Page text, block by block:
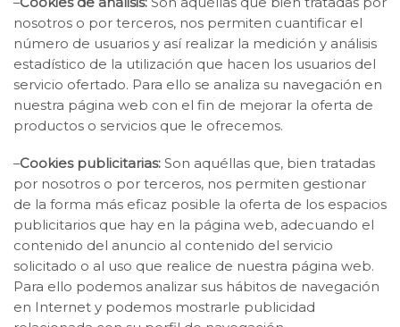
nosotros o por terceros, nos permiten cuantificar el
número de usuarios y así realizar la medición y análisis
estadístico de la utilización que hacen los usuarios del
servicio ofertado. Para ello se analiza su navegación en
nuestra página web con el fin de mejorar la oferta de
productos o servicios que le ofrecemos.
–Cookies publicitarias: Son aquéllas que, bien tratadas
por nosotros o por terceros, nos permiten gestionar
de la forma más eficaz posible la oferta de los espacios
publicitarios que hay en la página web, adecuando el
contenido del anuncio al contenido del servicio
solicitado o al uso que realice de nuestra página web.
Para ello podemos analizar sus hábitos de navegación
en Internet y podemos mostrarle publicidad